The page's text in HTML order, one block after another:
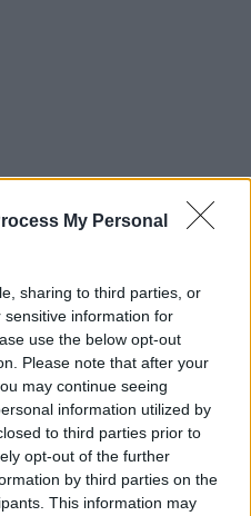
My Personal
sharing to third parties, or
information for
use the below opt-out
Please note that after your
may continue seeing
information utilized by
to third parties prior to
opt-out of the further
by third parties on the
This information may
GOOGLE